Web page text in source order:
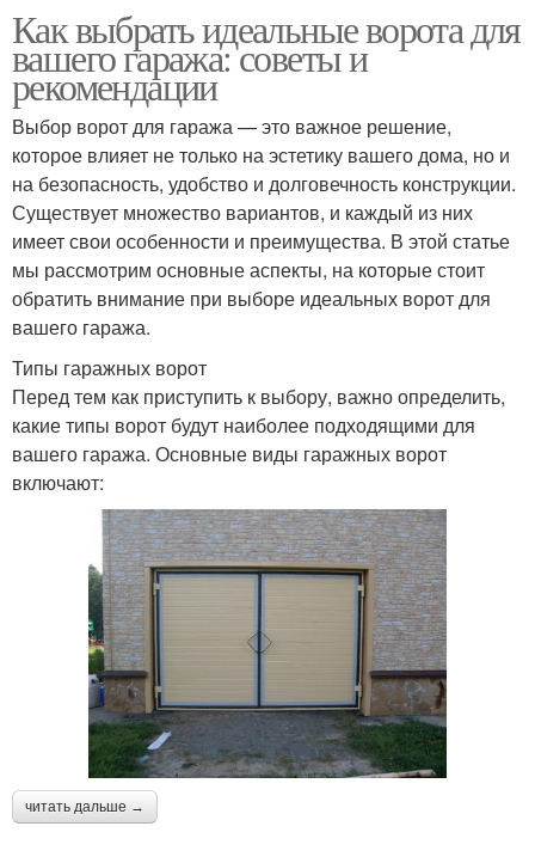
Как выбрать идеальные ворота для
вашего гаража: советы и
рекомендации
Выбор ворот для гаража — это важное решение,
которое влияет не только на эстетику вашего дома, но и
на безопасность, удобство и долговечность конструкции.
Существует множество вариантов, и каждый из них
имеет свои особенности и преимущества. В этой статье
мы рассмотрим основные аспекты, на которые стоит
обратить внимание при выборе идеальных ворот для
вашего гаража.
Типы гаражных ворот
Перед тем как приступить к выбору, важно определить,
какие типы ворот будут наиболее подходящими для
вашего гаража. Основные виды гаражных ворот
включают:
читать дальше →